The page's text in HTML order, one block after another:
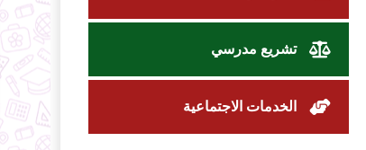
تشريع مدرسي
الخدمات الاجتماعية